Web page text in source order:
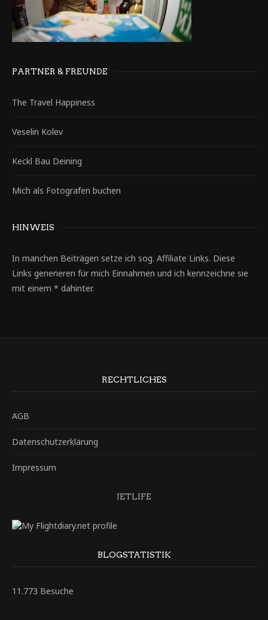
PARTNER & FREUNDE
The Travel Happiness
Veselin Kolev
Keckl Bau Deining
Mich als Fotografen buchen
HINWEIS
In manchen Beiträgen setze ich sog. Affiliate Links. Diese
Links generieren für mich Einnahmen und ich kennzeichne sie
mit einem * dahinter.
RECHTLICHES
AGB
Datenschutzerklärung
Impressum
JETLIFE
BLOGSTATISTIK
11.773 Besuche